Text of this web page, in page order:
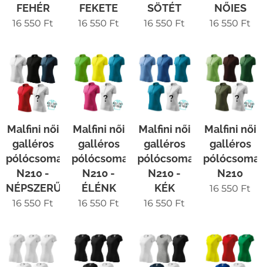
FEHÉR
16 550 Ft
FEKETE
16 550 Ft
SÖTÉT
16 550 Ft
NŐIES
16 550 Ft
Malfini női
galléros
pólócsomag
N210 -
NÉPSZERŰ
16 550 Ft
Malfini női
galléros
pólócsomag
N210 -
ÉLÉNK
16 550 Ft
Malfini női
galléros
pólócsomag
N210 -
KÉK
16 550 Ft
Malfini női
galléros
N210
16 550 Ft